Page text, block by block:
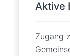
Aktive
Zugang